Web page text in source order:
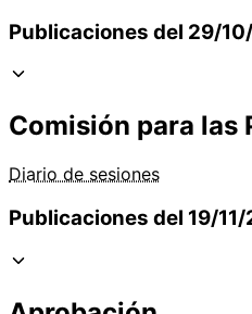
Publicaciones del 29/
Comisión para las
Diario de sesiones
Publicaciones del 19/